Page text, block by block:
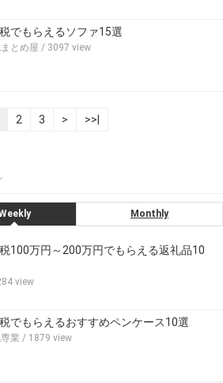
でもらえるソファ15選
とめ屋 / 3097 view
2 3 > >>|
Monthly
100万円～200万円でもらえる返礼品10
view
でもらえるおすすめペンケース10選
業 / 1879 view